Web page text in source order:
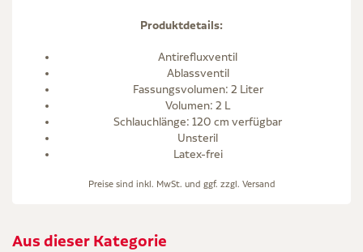
Produktdetails:
Antirefluxventil
Ablassventil
Fassungsvolumen: 2 Liter
Volumen: 2 L
Schlauchlänge: 120 cm verfügbar
Unsteril
Latex-frei
Preise sind inkl. MwSt. und ggf. zzgl. Versand
Aus dieser Kategorie